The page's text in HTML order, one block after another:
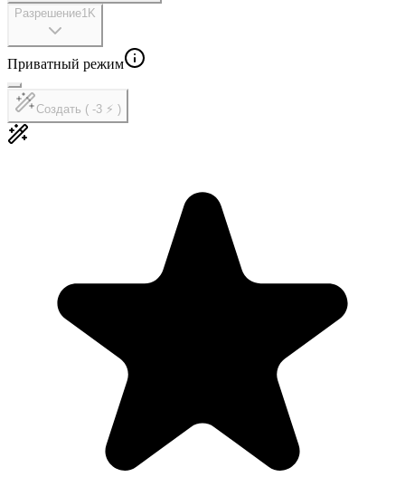
Разрешение1K
Приватный режим
Создать ( -3 ⚡ )